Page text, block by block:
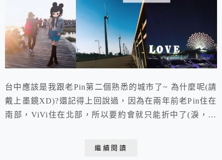
台中應該是我跟老Pin第二個熟悉的城市了~ 為什麼呢(請
戴上墨鏡XD)?還記得上回說過，因為在兩年前老Pin住在
南部，ViVi住在北部，所以要約會就只能折中了(淚，而
繼續閱讀